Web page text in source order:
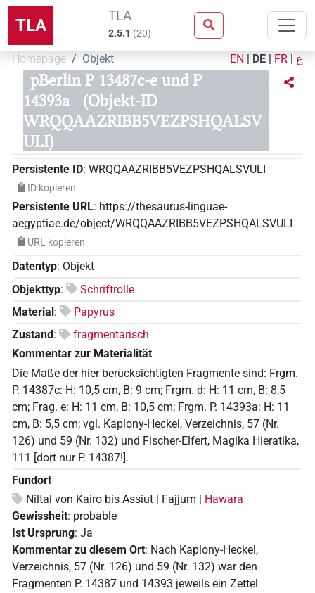
TLA TLA
2.5.1 (20)
Homepage Objekt EN | DE | FR | ع
pBerlin P 13487c-e und P
14393a
(Objekt-ID
WRQQAAZRIBB5VEZPSHQALSV
ULI)
Persistente ID: WRQQAAZRIBB5VEZPSHQALSVULI
ID kopieren
Persistente URL: https://thesaurus-linguae-
aegyptiae.de/object/WRQQAAZRIBB5VEZPSHQALSVULI
URL kopieren
Datentyp: Objekt
Objekttyp:
Schriftrolle
Material:
Papyrus
Zustand :
fragmentarisch
Kommentar zur Materialität
Die Maße der hier berücksichtigten Fragmente sind: Frgm.
P. 14387c: H: 10,5 cm, B: 9 cm; Frgm. d: H: 11 cm, B: 8,5
cm; Frag. e: H: 11 cm, B: 10,5 cm; Frgm. P. 14393a: H: 11
cm, B: 5,5 cm; vgl. Kaplony-Heckel, Verzeichnis, 57 (Nr.
126) und 59 (Nr. 132) und Fischer-Elfert, Magika Hieratika,
111 [dort nur P. 14387!].
Fundort
Niltal von Kairo bis Assiut | Fajjum |
Hawara
Gewissheit: probable
Ist Ursprung: Ja
Kommentar zu diesem Ort: Nach Kaplony-Heckel,
Verzeichnis, 57 (Nr. 126) und 59 (Nr. 132) war den
Fragmenten P. 14387 und 14393 jeweils ein Zettel